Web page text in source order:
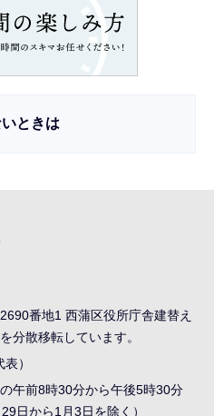
ときは
番地1 西蒲区役所庁舎建替え
分散移転しています。
）
午前8時30分から午後5時30分
日から1月3日を除く）